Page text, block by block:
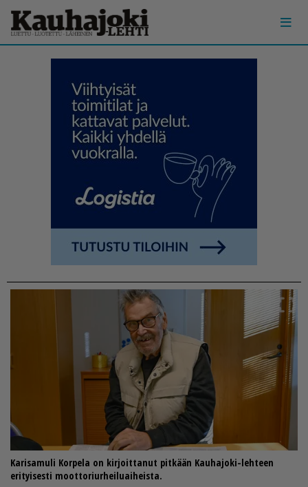
Karisamuli Korpela on kirjoittanut pitkään Kauhajoki-lehteen
erityisesti moottoriurheiluaiheista.